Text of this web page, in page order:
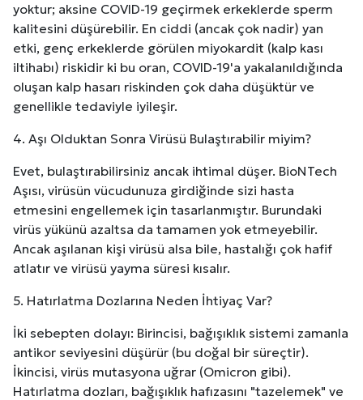
yoktur; aksine COVID-19 geçirmek erkeklerde sperm
kalitesini düşürebilir. En ciddi (ancak çok nadir) yan
etki, genç erkeklerde görülen miyokardit (kalp kası
iltihabı) riskidir ki bu oran, COVID-19'a yakalanıldığında
oluşan kalp hasarı riskinden çok daha düşüktür ve
genellikle tedaviyle iyileşir.
4. Aşı Olduktan Sonra Virüsü Bulaştırabilir miyim?
Evet, bulaştırabilirsiniz ancak ihtimal düşer. BioNTech
Aşısı, virüsün vücudunuza girdiğinde sizi hasta
etmesini engellemek için tasarlanmıştır. Burundaki
virüs yükünü azaltsa da tamamen yok etmeyebilir.
Ancak aşılanan kişi virüsü alsa bile, hastalığı çok hafif
atlatır ve virüsü yayma süresi kısalır.
5. Hatırlatma Dozlarına Neden İhtiyaç Var?
İki sebepten dolayı: Birincisi, bağışıklık sistemi zamanla
antikor seviyesini düşürür (bu doğal bir süreçtir).
İkincisi, virüs mutasyona uğrar (Omicron gibi).
Hatırlatma dozları, bağışıklık hafızasını "tazelemek" ve